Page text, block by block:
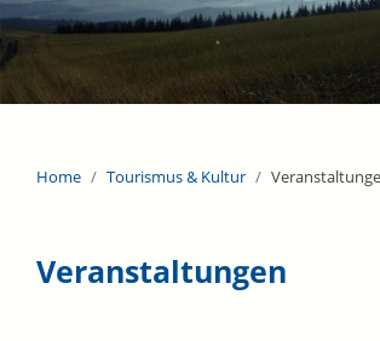
Home Tourismus & Kultur
Veranstaltungen